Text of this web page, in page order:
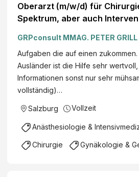
Oberarzt (m/w/d) für
Spektrum, aber auch
GRPconsult MMAG. PETER GRILL
Aufgaben die auf einen
Ausländer ist die Hilfe sehr
Informationen sonst nur sehr
vollständig)…
Salzburg Vollzeit
Anästhesiologie &
Chirurgie Gynäkologie &